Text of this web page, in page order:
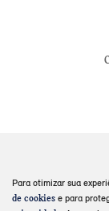
No
Para otimizar sua
de cookies e para